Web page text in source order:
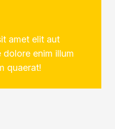
amet elit aut
enim illum
quaerat!